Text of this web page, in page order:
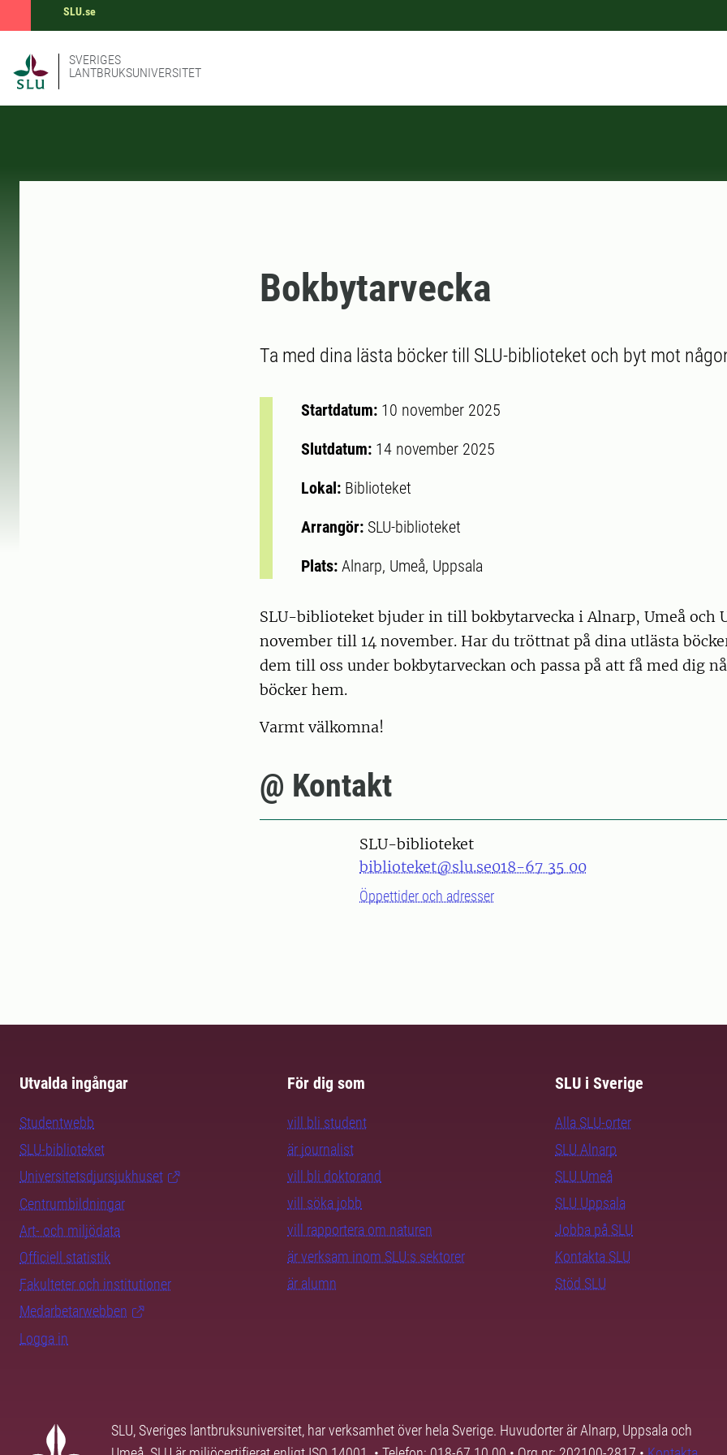
SLU.se
SVERIGES
LANTBRUKSUNIVERSITET
Bokbytarvecka
Ta med dina lästa böcker till SLU-biblioteket och byt mot
Startdatum: 10 november 2025
Slutdatum: 14 november 2025
Lokal: Biblioteket
Arrangör: SLU-biblioteket
Plats: Alnarp, Umeå, Uppsala
SLU-biblioteket bjuder in till bokbytarvecka i Alnarp, Umeå och
november till 14 november. Har du tröttnat på dina utlästa
dem till oss under bokbytarveckan och passa på att få med dig
böcker hem.
Varmt välkomna!
@ Kontakt
SLU-biblioteket
biblioteket@slu.se018-67 35 00
Öppettider och adresser
Utvalda ingångar
Studentwebb
SLU-biblioteket
Universitetsdjursjukhuset
Centrumbildningar
Art- och miljödata
Officiell statistik
Fakulteter och institutioner
Medarbetarwebben
Logga in
För dig som
vill bli student
är journalist
vill bli doktorand
vill söka jobb
vill rapportera om naturen
är verksam inom SLU:s sektorer
är alumn
SLU i Sverige
Alla SLU-orter
SLU Alnarp
SLU Umeå
SLU Uppsala
Jobba på SLU
Kontakta SLU
Stöd SLU
SLU, Sveriges lantbruksuniversitet, har verksamhet över hela Sverige. Huvudorter är Alnarp, Uppsala och